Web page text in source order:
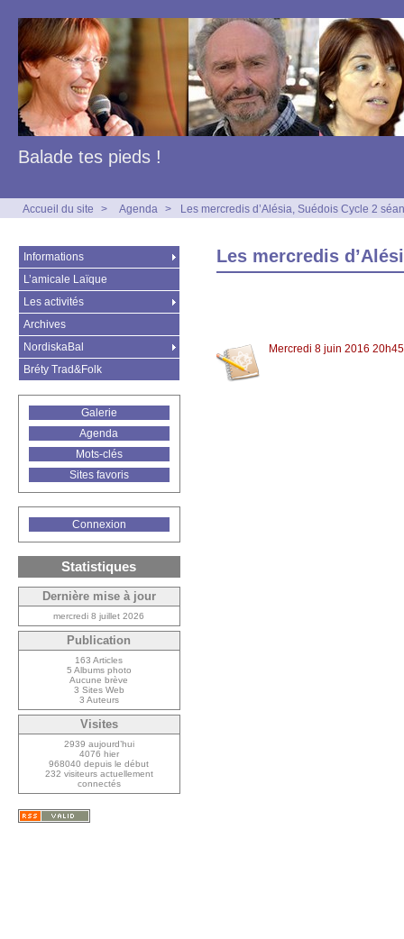
Balade tes pieds !
Accueil du site > Agenda > Les mercredis d’Alésia, Suédois Cycle 2
Les mercredis
Mercredi 8 juin 2016 20h45
Informations
L’amicale Laïque
Les activités
Archives
NordiskaBal
Bréty Trad&Folk
Galerie
Agenda
Mots-clés
Sites favoris
Connexion
Statistiques
Dernière mise à jour
mercredi 8 juillet 2026
Publication
163 Articles
5 Albums photo
Aucune brève
3 Sites Web
3 Auteurs
Visites
2939 aujourd’hui
4076 hier
968040 depuis le début
232 visiteurs actuellement
connectés